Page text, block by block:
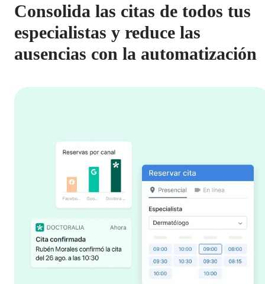
Consolida las citas de todos tus
especialistas y reduce las
ausencias con la automatización